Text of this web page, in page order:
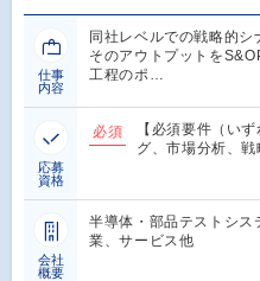
仕事
内容
同社レベルでの戦略的シ
そのアウトプットを
工程のポ…
応募
資格
必須
【必須要件（い
グ、市場分析、
会社
概要
半導体・部品テストシ
業、サービス他